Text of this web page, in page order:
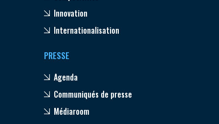
Innovation
Internationalisation
PRESSE
Agenda
Communiqués de presse
Médiaroom